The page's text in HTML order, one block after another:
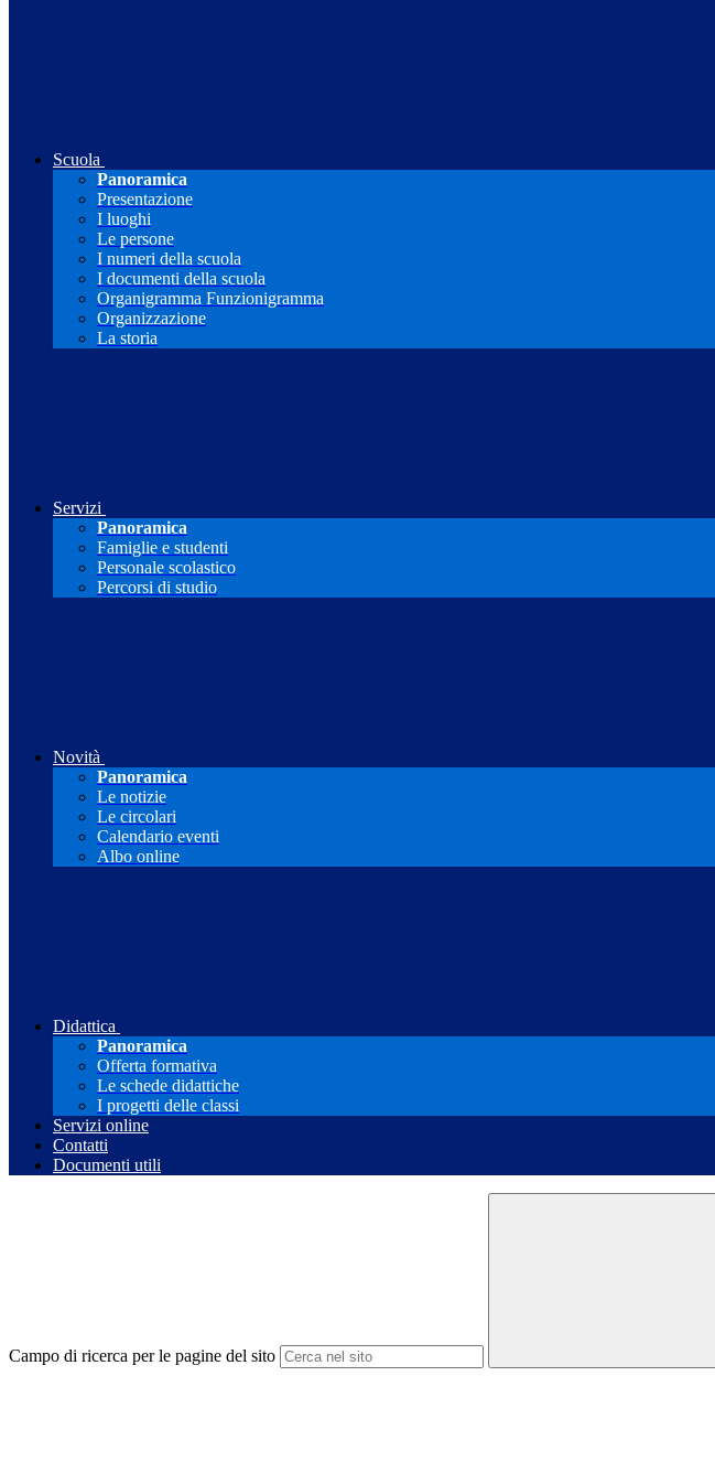
Scuola
Panoramica
Presentazione
I luoghi
Le persone
I numeri della scuola
I documenti della scuola
Organigramma Funzionigramma
Organizzazione
La storia
Servizi
Panoramica
Famiglie e studenti
Personale scolastico
Percorsi di studio
Novità
Panoramica
Le notizie
Le circolari
Calendario eventi
Albo online
Didattica
Panoramica
Offerta formativa
Le schede didattiche
I progetti delle classi
Servizi online
Contatti
Documenti utili
Campo di ricerca per le pagine del sito